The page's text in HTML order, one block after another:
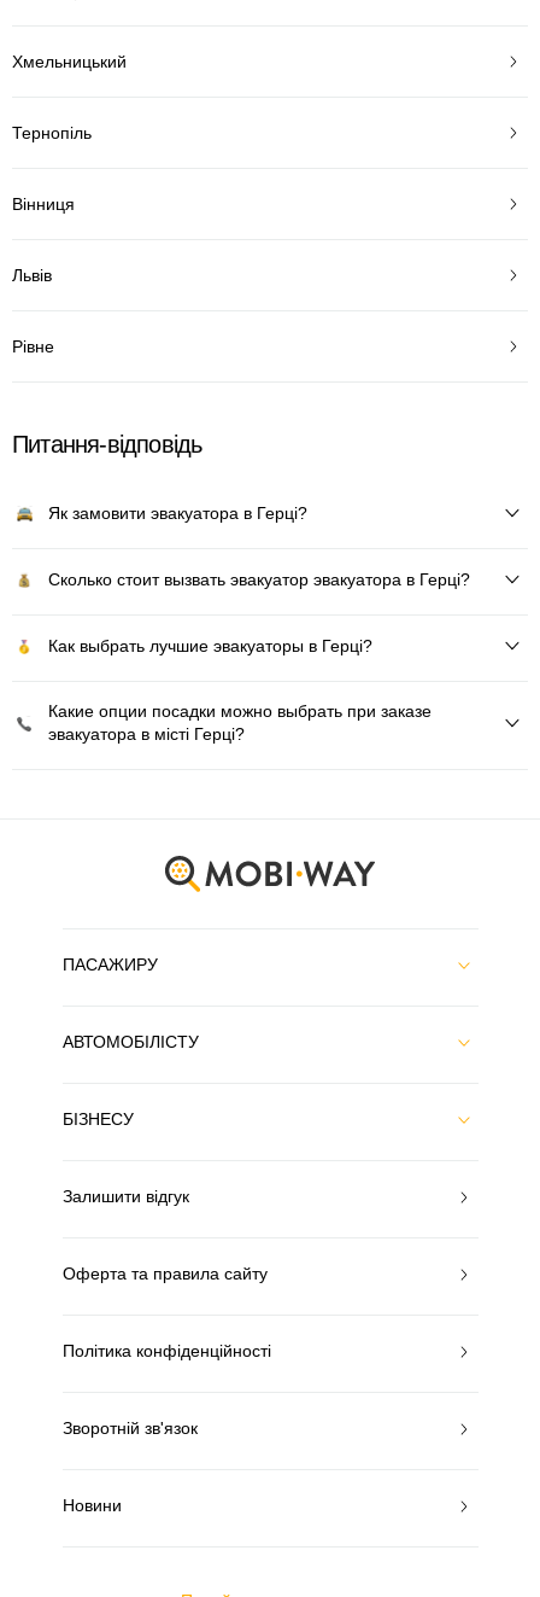
Хмельницький
Тернопіль
Вінниця
Львів
Рівне
Питання-відповідь
Як замовити эвакуатора в Герці?
Сколько стоит вызвать эвакуатор эвакуатора в Герці?
Как выбрать лучшие эвакуаторы в Герці?
Какие опции посадки можно выбрать при заказе
эвакуатора в місті Герці?
ПАСАЖИРУ
АВТОМОБІЛІСТУ
БІЗНЕСУ
Залишити відгук
Оферта та правила сайту
Політика конфіденційності
Зворотній зв'язок
Новини